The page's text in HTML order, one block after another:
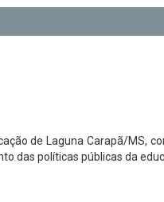
de Laguna Carapã/MS,
das políticas públicas da